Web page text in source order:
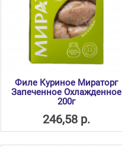
Филе Куриное Мираторг
Запеченное Охлажденное
200г
246,58 р.